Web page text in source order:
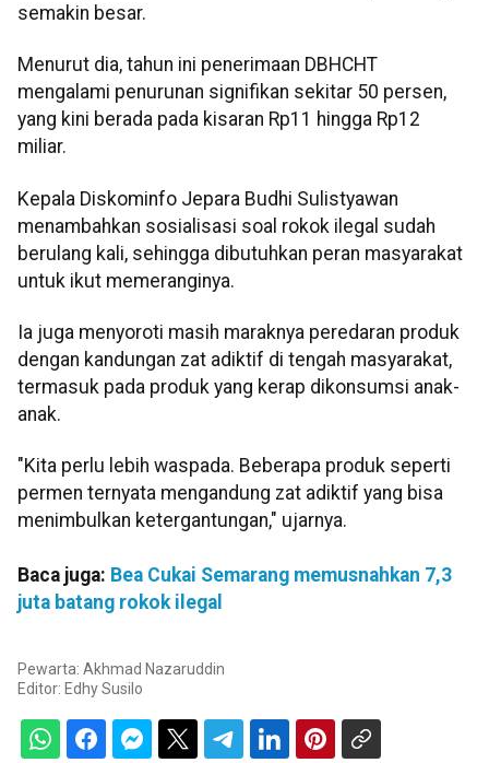
semakin besar.
Menurut dia, tahun ini penerimaan DBHCHT
mengalami penurunan signifikan sekitar 50 persen,
yang kini berada pada kisaran Rp11 hingga Rp12
miliar.
Kepala Diskominfo Jepara Budhi Sulistyawan
menambahkan sosialisasi soal rokok ilegal sudah
berulang kali, sehingga dibutuhkan peran masyarakat
untuk ikut memeranginya.
Ia juga menyoroti masih maraknya peredaran produk
dengan kandungan zat adiktif di tengah masyarakat,
termasuk pada produk yang kerap dikonsumsi anak-
anak.
"Kita perlu lebih waspada. Beberapa produk seperti
permen ternyata mengandung zat adiktif yang bisa
menimbulkan ketergantungan," ujarnya.
Baca juga: Bea Cukai Semarang memusnahkan 7,3
juta batang rokok ilegal
Pewarta: Akhmad Nazaruddin
Editor: Edhy Susilo